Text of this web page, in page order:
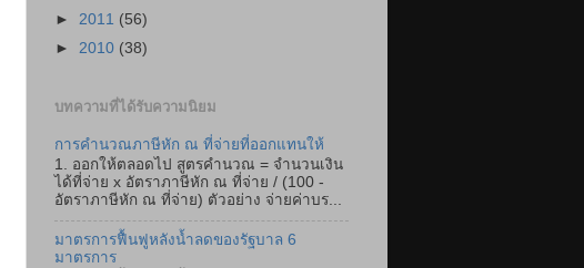
► 2011 (56)
► 2010 (38)
บทความที่ได้รับความนิยม
การคำนวณภาษีหัก ณ ที่จ่ายที่ออกแทนให้
1. ออกให้ตลอดไป สูตรคำนวณ = จำนวนเงิน
ได้ที่จ่าย x อัตราภาษีหัก ณ ที่จ่าย / (100 -
อัตราภาษีหัก ณ ที่จ่าย) ตัวอย่าง จ่ายค่าบร...
มาตรการฟื้นฟูหลังน้ำลดของรัฐบาล 6
มาตรการ